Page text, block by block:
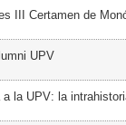
III Certamen de
UPV
a la UPV: la